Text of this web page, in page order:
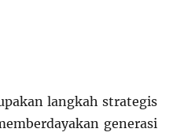
langkah strategis
generasi